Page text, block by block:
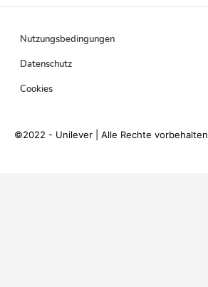
Nutzungsbedingungen
Datenschutz
Cookies
©2022 - Unilever | Alle Rechte vorbehalten